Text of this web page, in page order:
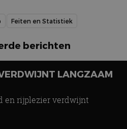
Feiten en Statistiek
berichten
LANGZAAM
en rijplezier verdwijnt